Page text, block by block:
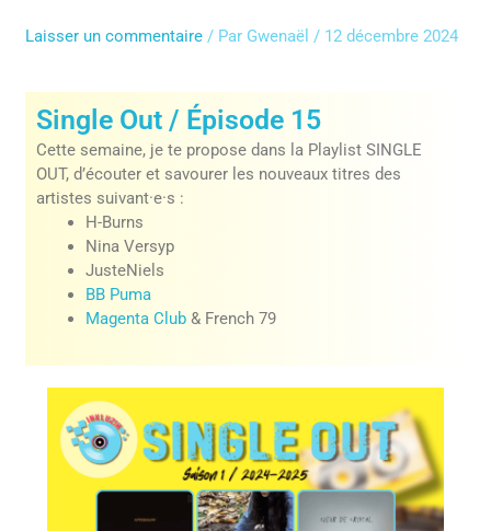
Laisser un commentaire / Par Gwenaël / 12 décembre 2024
Single Out / Épisode 15
Cette semaine, je te propose dans la Playlist SINGLE
OUT, d’écouter et savourer les nouveaux titres des
artistes suivant·e·s :
H-Burns
Nina Versyp
JusteNiels
BB Puma
Magenta Club & French 79